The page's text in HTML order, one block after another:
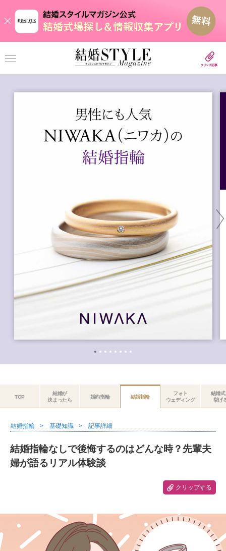
TOP
結婚が
決まったら
婚約指輪 結婚指輪
フォト
ウェディング
結婚
挙げ
結婚指輪 基礎知識 記事詳細
結婚指輪なしで後悔するのはどんな時？先輩夫
婦が語るリアル体験談
クリップする